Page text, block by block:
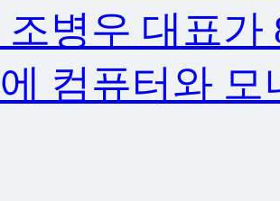
조병우 대표가
컴퓨터와